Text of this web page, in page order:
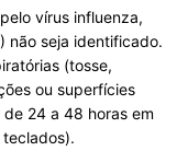
vírus influenza,
não seja identificado.
(tosse,
ou superfícies
24 a 48 horas em